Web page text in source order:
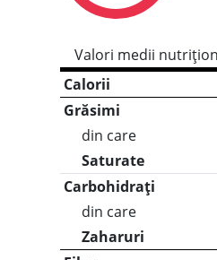
Valori medii
Calorii
Grăsimi
din care
Saturate
Carbohidrați
din care
Zaharuri